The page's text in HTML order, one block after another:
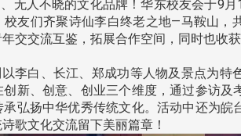
无人不晓的文化品牌！华东校友会于9
友们齐聚诗仙李白终老之地—马鞍山，
交交流互鉴，拓展合作空间，同时也收获
李白、长江、郑成功等人物及景点为特
创新、创意、创业三个维度，通过参访
弘扬中华优秀传统文化。活动中还为
歌文化交流留下美丽篇章！
他)
兰阳探梅漫游 齐聚
欢乐乐章
所、其他)
【校友来访】
长叶雅琴、杜